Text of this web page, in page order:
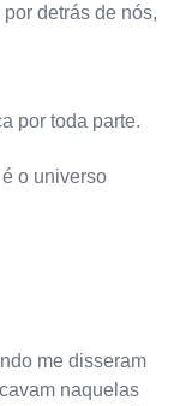
detrás de nós,
por toda parte.
o universo
me disseram
naquelas